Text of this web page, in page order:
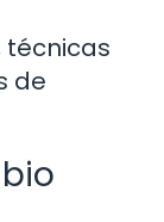
técnicas
de